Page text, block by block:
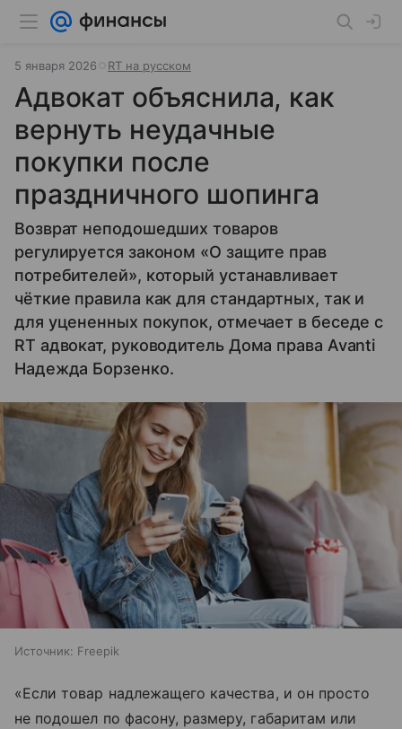
5 января 2026 RT на русском
Адвокат объяснила, как
вернуть неудачные
покупки после
праздничного шопинга
Возврат неподошедших товаров
регулируется законом «О защите прав
потребителей», который устанавливает
чёткие правила как для стандартных, так и
для уцененных покупок, отмечает в беседе с
RT адвокат, руководитель Дома права Avanti
Надежда Борзенко.
Источник: Freepik
«Если товар надлежащего качества, и он просто
не подошел по фасону, размеру, габаритам или